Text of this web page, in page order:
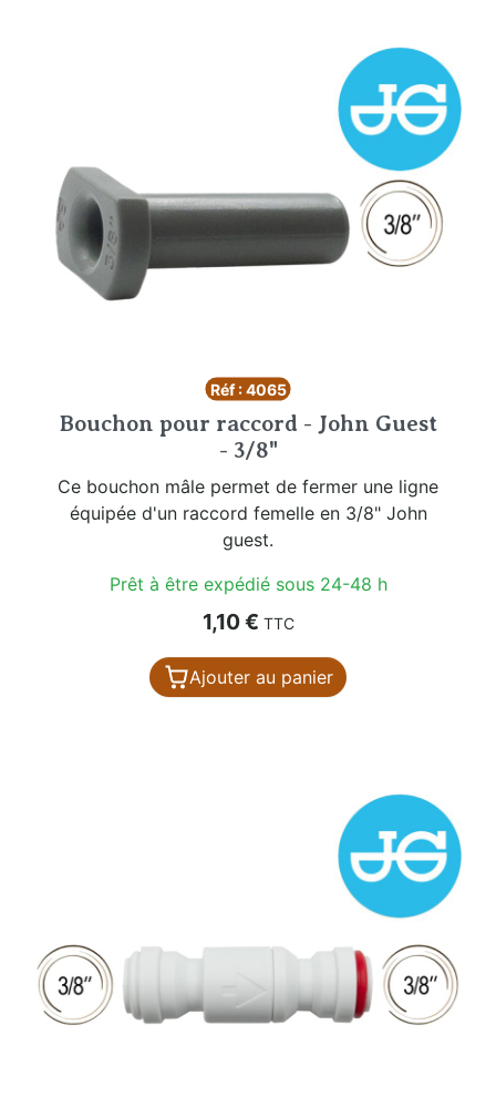
Réf : 4065
Bouchon pour raccord - John Guest
- 3/8"
Ce bouchon mâle permet de fermer une ligne
équipée d'un raccord femelle en 3/8" John
guest.
Prêt à être expédié sous 24-48 h
Prix
1,10 € TTC
Ajouter au panier